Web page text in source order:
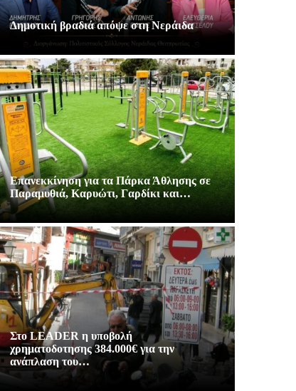
Δημοτική βραδιά απόψε στη Νεράιδα
Επανεκκίνηση για τα Πάρκα Άθλησης σε
Παραμυθιά, Καρυώτι, Γαρδίκι και…
Στο LEADER η υποβολή
χρηματοδοτησης 384.000€ για την
ανάπλαση του…